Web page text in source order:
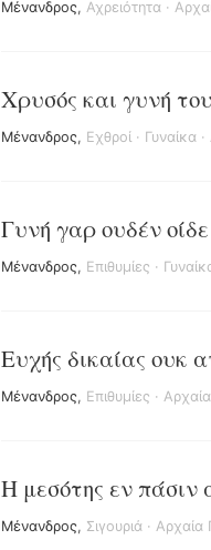
Μένανδρος, Αχρειότητα ·
Χρυσός και γυνή
Μένανδρος, Εχθροί · Γυναίκα ·
Γυνή γαρ ουδέν
Μένανδρος, Επιθυμίες ·
Ευχής δικαίας ουκ
Μένανδρος, Επιθυμίες ·
Η μεσότης εν πάσιν
Μένανδρος, Σιγουριά · Αρχαία